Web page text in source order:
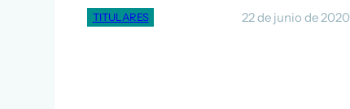
TITULARES 22 de junio de 2020